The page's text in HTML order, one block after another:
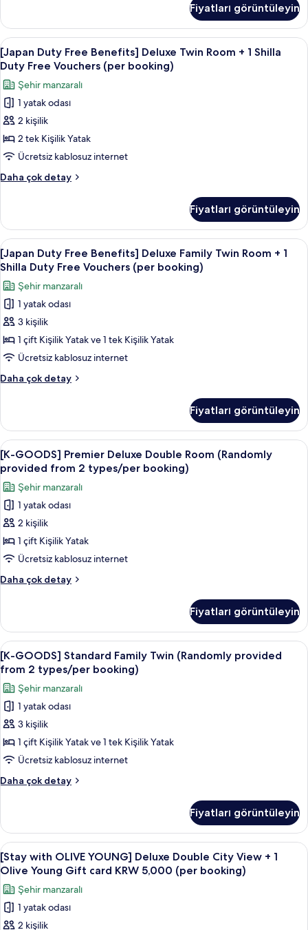
Duty
Free
Vouchers
(per
booking)
için
tüm
fotoğrafları
görün
Deluxe
Double
City
View
Shilla
Duty
Free
Vouchers
booking)
hakkında
daha
Fiyatları görüntüleyin
[Japan
Duty
Free
Benefits]
Deluxe
Twin
Room
+
1
Shilla
Free
Vouchers
(per
booking)
için
tüm
fotoğrafları
görün
Kaliteli yatak takımı, kuştüyü yorgan,
6
[Japan Duty Free Benefits] Deluxe Twin Room + 1 Shilla
Duty Free Vouchers (per booking)
Şehir manzaralı
1 yatak odası
2 kişilik
2 tek Kişilik Yatak
Ücretsiz kablosuz internet
Daha çok detay
[Japan
Deluxe
Twin
Room
+
Shilla
Duty
Free
Vouchers
(per
hakkında
daha
fazla
Fiyatları görüntüleyin
[Japan
Duty
Free
Benefits]
Deluxe
Family
Twin
Room
+
1
Duty
Free
Vouchers
(per
booking)
için
tüm
fotoğrafları
görün
Kaliteli yatak takımı, kuştüyü yorgan,
6
[Japan Duty Free Benefits] Deluxe Family Twin Room + 1
Shilla Duty Free Vouchers (per booking)
Şehir manzaralı
1 yatak odası
3 kişilik
1 çift Kişilik Yatak ve 1 tek Kişilik Yatak
Ücretsiz kablosuz internet
Daha çok detay
[Japan
Deluxe
Family
Twin
Room
+
Shilla
Duty
Free
Vouchers
booking)
hakkında
daha
Fiyatları görüntüleyin
[K-
GOODS]
Premier
Deluxe
Double
Room
(Randomly
provided
from
2
booking)
için
tüm
fotoğrafları
görün
7
[K-GOODS] Premier Deluxe Double Room (Randomly
provided from 2 types/per booking)
Şehir manzaralı
1 yatak odası
2 kişilik
1 çift Kişilik Yatak
Ücretsiz kablosuz internet
Daha çok detay
[K-
Double
Room
(Randomly
provided
2
types/per
booking)
hakkında
daha
detay
Fiyatları görüntüleyin
[K-
GOODS]
Standard
Family
Twin
(Randomly
provided
from
2
types/per
için
tüm
fotoğrafları
görün
6
[K-GOODS] Standard Family Twin (Randomly provided
from 2 types/per booking)
Şehir manzaralı
1 yatak odası
3 kişilik
1 çift Kişilik Yatak ve 1 tek Kişilik Yatak
Ücretsiz kablosuz internet
Daha çok detay
[K-
Twin
(Randomly
provided
from
types/per
booking)
hakkında
Fiyatları görüntüleyin
[Stay
with
OLIVE
YOUNG]
Deluxe
Kaliteli yatak takımı, kuştüyü yorgan,
6
[Stay with OLIVE YOUNG] Deluxe Double City View + 1
Olive Young Gift card KRW 5,000 (per booking)
Şehir manzaralı
1 yatak odası
2 kişilik